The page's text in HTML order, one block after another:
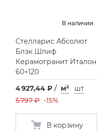
В наличии
Стелларис Абсолют
Блэк Шлиф
Керамогранит Италон
60×120
4 927,44 ₽ / м²
шт
5 797 ₽ -15%
В корзину